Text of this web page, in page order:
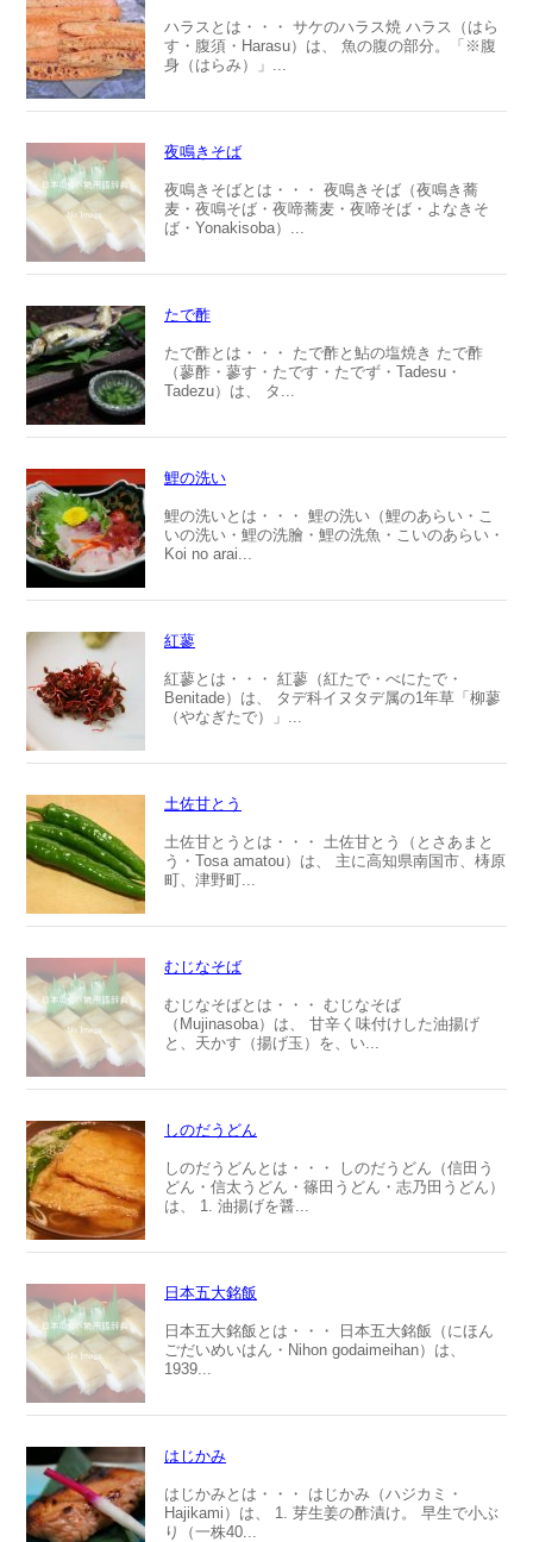
ハラスとは・・・ サケのハラス焼 ハラス（はら
す・腹須・Harasu）は、 魚の腹の部分。「※腹
身（はらみ）」...
夜鳴きそば
夜鳴きそばとは・・・ 夜鳴きそば（夜鳴き蕎
麦・夜鳴そば・夜啼蕎麦・夜啼そば・よなきそ
ば・Yonakisoba）...
たで酢
たで酢とは・・・ たで酢と鮎の塩焼き たで酢
（蓼酢・蓼す・たです・たでず・Tadesu・
Tadezu）は、 タ...
鯉の洗い
鯉の洗いとは・・・ 鯉の洗い（鯉のあらい・こ
いの洗い・鯉の洗膾・鯉の洗魚・こいのあらい・
Koi no arai...
紅蓼
紅蓼とは・・・ 紅蓼（紅たで・べにたで・
Benitade）は、 タデ科イヌタデ属の1年草「柳蓼
（やなぎたで）」...
土佐甘とう
土佐甘とうとは・・・ 土佐甘とう（とさあまと
う・Tosa amatou）は、 主に高知県南国市、梼原
町、津野町...
むじなそば
むじなそばとは・・・ むじなそば
（Mujinasoba）は、 甘辛く味付けした油揚げ
と、天かす（揚げ玉）を、い...
しのだうどん
しのだうどんとは・・・ しのだうどん（信田う
どん・信太うどん・篠田うどん・志乃田うどん）
は、 1. 油揚げを醤...
日本五大銘飯
日本五大銘飯とは・・・ 日本五大銘飯（にほん
ごだいめいはん・Nihon godaimeihan）は、
1939...
はじかみ
はじかみとは・・・ はじかみ（ハジカミ・
Hajikami）は、 1. 芽生姜の酢漬け。 早生で小ぶ
り（一株40...